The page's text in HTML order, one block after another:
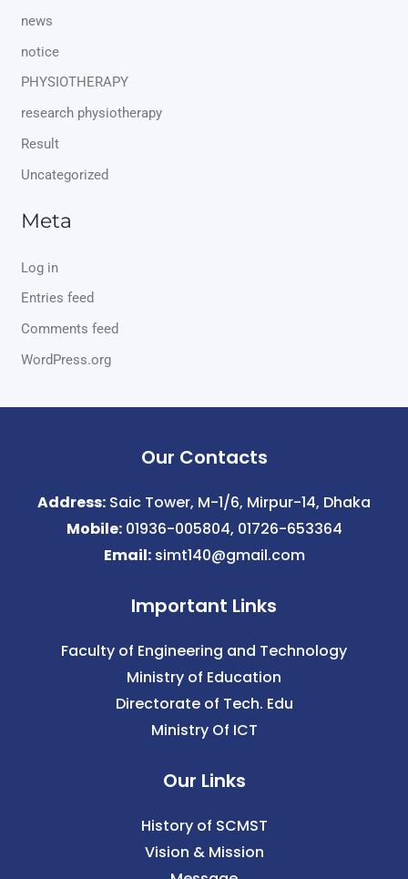
news
notice
PHYSIOTHERAPY
research physiotherapy
Result
Uncategorized
Meta
Log in
Entries feed
Comments feed
WordPress.org
Our Contacts
Address: Saic Tower, M-1/6, Mirpur-14, Dhaka
Mobile:01936-005804, 01726-653364
Email:simt140@gmail.com
Important Links
Faculty of Engineering and Technology
Ministry of Education
Directorate of Tech. Edu
Ministry Of ICT
Our Links
History of SCMST
Vision & Mission